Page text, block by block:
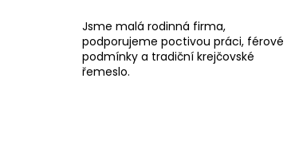
Jsme malá rodinná firma,
podporujeme poctivou práci, férové
podmínky a tradiční krejčovské
řemeslo.